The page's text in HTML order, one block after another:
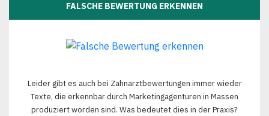
FALSCHE BEWERTUNG ERKENNEN
Leider gibt es auch bei Zahnarztbewertungen immer wieder
Texte, die erkennbar durch Marketingagenturen in Massen
produziert worden sind. Was bedeutet dies in der Praxis?